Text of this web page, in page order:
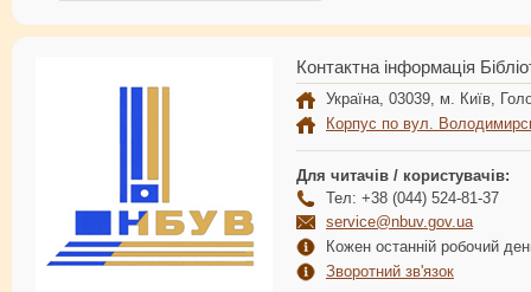
Контактна інформація
Україна, 03039, м. Київ,
Корпус по вул.
Для читачів / користувачів:
Тел: +38 (044) 524-81-37
service@nbuv.gov.ua
Кожен останній робочий
Зворотний зв'язок